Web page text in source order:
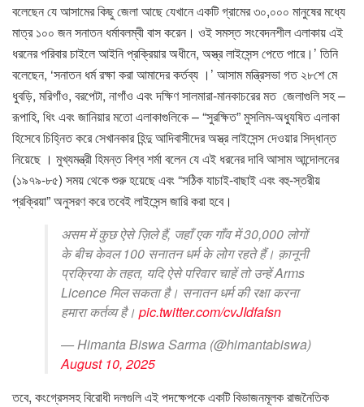
বলেছেন যে আসামের কিছু জেলা আছে যেখানে একটি গ্রামের ৩০,০০০ মানুষের মধ্যে
মাত্র ১০০ জন সনাতন ধর্মাবলম্বী বাস করেন। ওই সমস্ত সংবেদনশীল এলাকায় এই
ধরনের পরিবার চাইলে আইনি প্রক্রিয়ার অধীনে, অস্ত্র লাইসেন্স পেতে পারে।’ তিনি
বলেছেন, ‘সনাতন ধর্ম রক্ষা করা আমাদের কর্তব্য ।’ আসাম মন্ত্রিসভা গত ২৮শে মে
ধুবড়ি, মরিগাঁও, বরপেটা, নাগাঁও এবং দক্ষিণ সালমারা-মানকাচরের মত জেলাগুলি সহ –
রূপাহি, ধিং এবং জানিয়ার মতো এলাকাগুলিকে – “সুরক্ষিত” মুসলিম-অধ্যুষিত এলাকা
হিসেবে চিহ্নিত করে সেখানকার হিন্দু আদিবাসীদের অস্ত্র লাইসেন্স দেওয়ার সিদ্ধান্ত
নিয়েছে । মুখ্যমন্ত্রী হিমন্ত বিশ্ব শর্মা বলেন যে এই ধরনের দাবি আসাম আন্দোলনের
(১৯৭৯-৮৫) সময় থেকে শুরু হয়েছে এবং “সঠিক যাচাই-বাছাই এবং বহু-স্তরীয়
প্রক্রিয়া” অনুসরণ করে তবেই লাইসেন্স জারি করা হবে।
असम में कुछ ऐसे ज़िले हैं, जहाँ एक गाँव में 30,000 लोगों
के बीच केवल 100 सनातन धर्म के लोग रहते हैं। क़ानूनी
प्रक्रिया के तहत, यदि ऐसे परिवार चाहें तो उन्हें Arms
Licence मिल सकता है। सनातन धर्म की रक्षा करना
हमारा कर्तव्य है। pic.twitter.com/cvJIdfafsn
— Himanta Biswa Sarma (@himantabiswa)
August 10, 2025
তবে, কংগ্রেসসহ বিরোধী দলগুলি এই পদক্ষেপকে একটি বিভাজনমূলক রাজনৈতিক